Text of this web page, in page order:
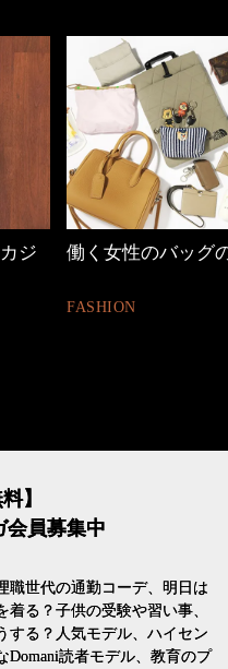
心地よくいられる
】
会員募集中
職世代の通勤コーデ、明日は
着る？子供の受験や習い事、
する？人気モデル、ハイセン
Domani読者モデル、教育のプ